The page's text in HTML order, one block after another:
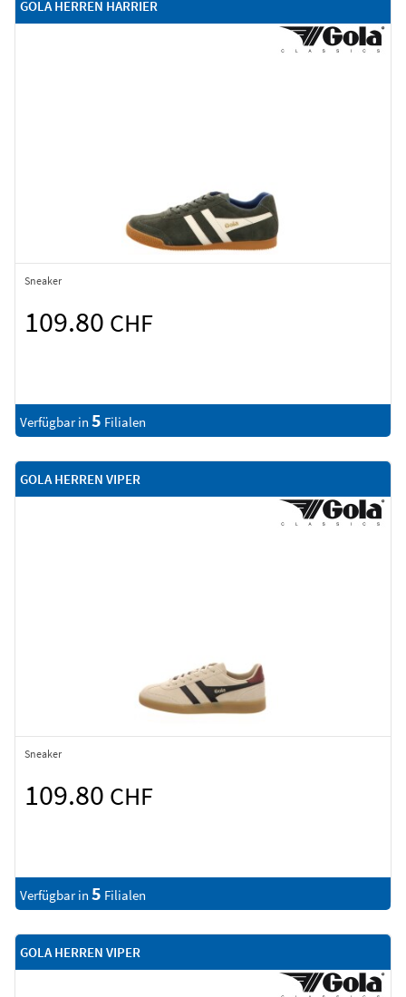
GOLA HERREN HARRIER
Sneaker
109.80 CHF
Verfügbar in 5 Filialen
GOLA HERREN VIPER
Sneaker
109.80 CHF
Verfügbar in 5 Filialen
GOLA HERREN VIPER